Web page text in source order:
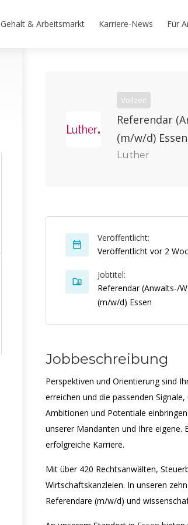
Gehalt & Arbeitsmarkt Karriere-News Für
Vollzeit
Referendar
(m/w/d) Essen
Luther
Veröffentlicht:
Veröffentlicht vor 2
Jobtitel:
Referendar (Anwalts-/
(m/w/d) Essen
Jobbeschreibung
Perspektiven und Orientierung sind
erreichen und die passenden
Ambitionen und Potentiale
unserer Mandanten und Ihre eigene.
erfolgreiche Karriere.
Mit über 420 Rechtsanwälten,
Wirtschaftskanzleien. In unseren
Referendare (m/w/d) und